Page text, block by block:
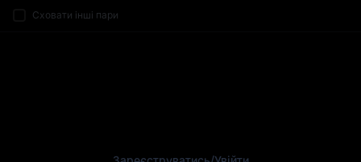
Сховати інші пари